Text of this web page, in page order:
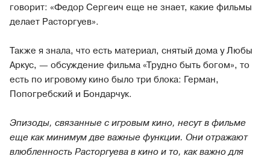
говорит: «Федор Сергеич еще не знает, какие фильмы
делает Расторгуев».
Также я знала, что есть материал, снятый дома у Любы
Аркус, — обсуждение фильма «Трудно быть богом», то
есть по игровому кино было три блока: Герман,
Попогребский и Бондарчук.
Эпизоды, связанные с игровым кино, несут в фильме
еще как минимум две важные функции. Они отражают
влюбленность Расторгуева в кино и то, как важно для